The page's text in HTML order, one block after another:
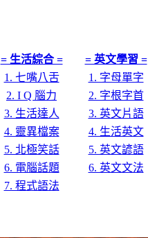
= 生活綜合 = = 英文學習 =
1. 七嘴八舌 1. 字母單字
2. I Q 腦力 2. 字根字首
3. 生活達人 3. 英文片語
4. 靈異檔案 4. 生活英文
5. 北極笑話 5. 英文諺語
6. 電腦話題
6. 英文文法
7. 程式語法